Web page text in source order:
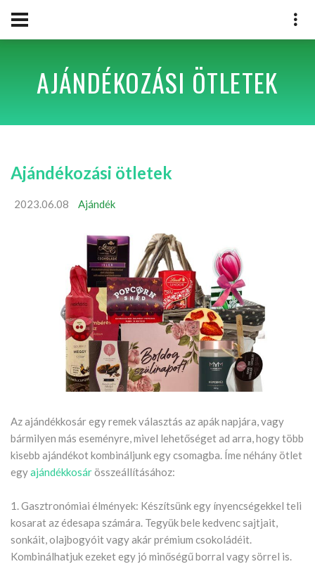
AJÁNDÉKOZÁSI ÖTLETEK
Ajándékozási ötletek
2023.06.08 Ajándék
Az ajándékkosár egy remek választás az apák napjára, vagy
bármilyen más eseményre, mivel lehetőséget ad arra, hogy több
kisebb ajándékot kombináljunk egy csomagba. Íme néhány ötlet
egyajándékkosárösszeállításához:
1. Gasztronómiai élmények: Készítsünk egy ínyencségekkel teli
kosarat az édesapa számára. Tegyük bele kedvenc sajtjait,
sonkáit, olajbogyóit vagy akár prémium csokoládéit.
Kombinálhatjuk ezeket egy jó minőségű borral vagy sörrel is.